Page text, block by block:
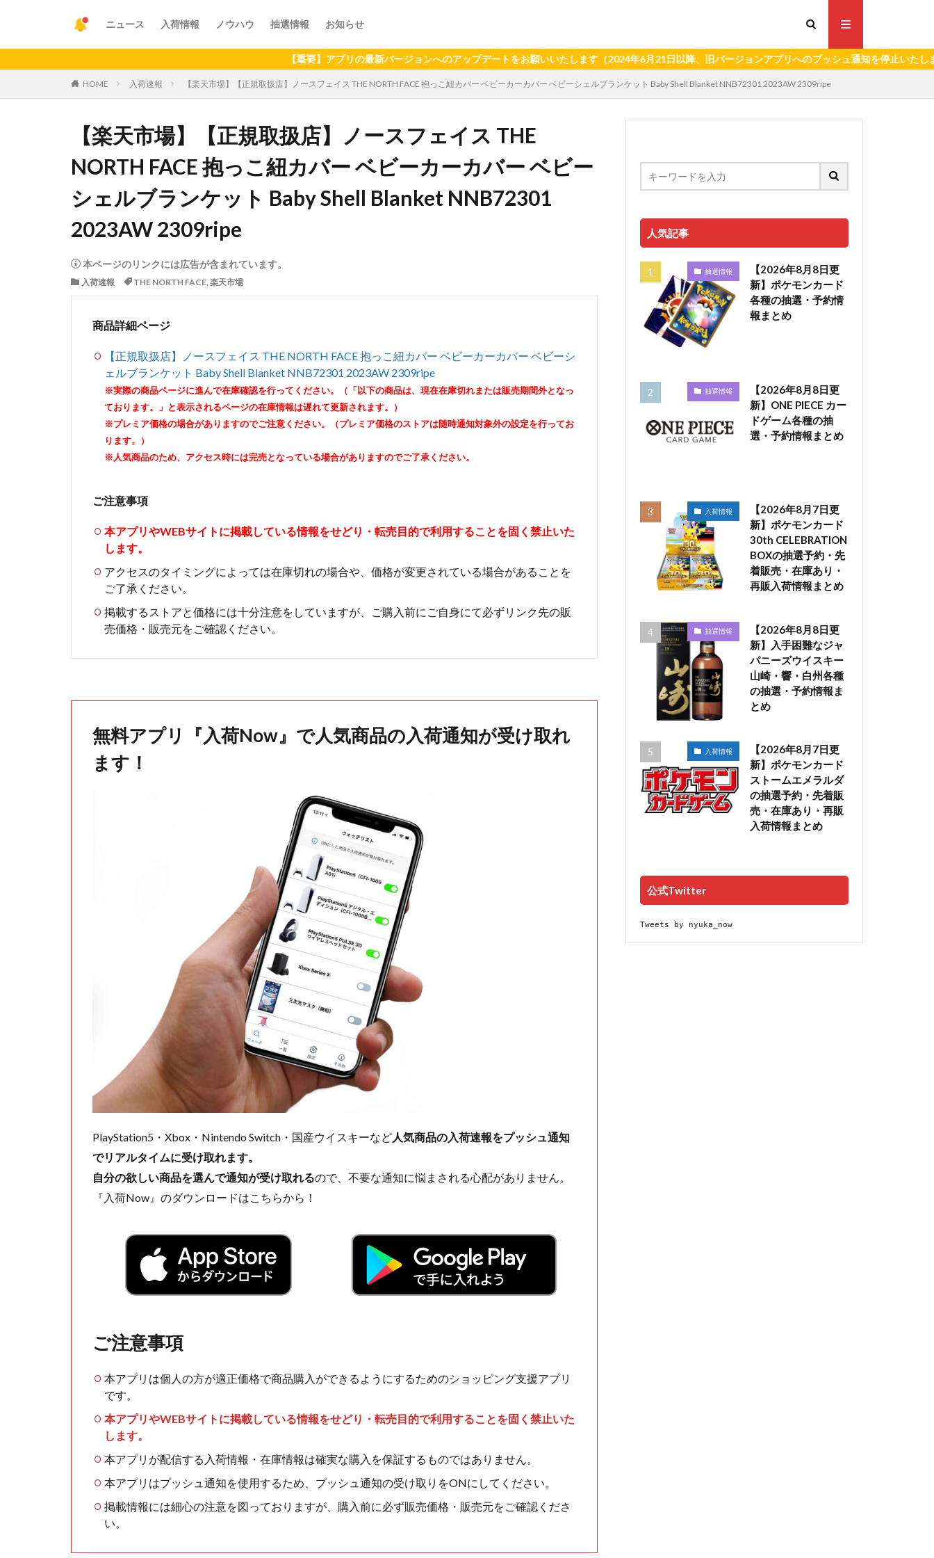
ニュース 入荷情報 ノウハウ 抽選情報 お知らせ
【重要】アプリの最新バージョンへのアップデートをお願いいたします（2024年6月21日以降、旧バージョンアプリへのプッシュ通知を停止いたします。）
HOME 入荷速報 【楽天市場】【正規取扱店】ノースフェイス THE NORTH FACE 抱っこ紐カバー ベビーカーカバー ベビーシェルブランケット Baby Shell Blanket NNB72301 2023AW 2309ripe
【楽天市場】【正規取扱店】ノースフェイス THE
NORTH FACE 抱っこ紐カバー ベビーカーカバー ベビー
シェルブランケット Baby Shell Blanket NNB72301
2023AW 2309ripe
本ページのリンクには広告が含まれています。
入荷速報 THE NORTH FACE, 楽天市場
商品詳細ページ
【正規取扱店】ノースフェイス THE NORTH FACE 抱っこ紐カバー ベビーカーカバー ベビーシ
ェルブランケット Baby Shell Blanket NNB72301 2023AW 2309ripe
※実際の商品ページに進んで在庫確認を行ってください。（「以下の商品は、現在在庫切れまたは販売期間外となっ
ております。」と表示されるページの在庫情報は遅れて更新されます。）
※プレミア価格の場合がありますのでご注意ください。（プレミア価格のストアは随時通知対象外の設定を行ってお
ります。）
※人気商品のため、アクセス時には完売となっている場合がありますのでご了承ください。
ご注意事項
本アプリやWEBサイトに掲載している情報をせどり・転売目的で利用することを固く禁止いた
します。
アクセスのタイミングによっては在庫切れの場合や、価格が変更されている場合があることを
ご了承ください。
掲載するストアと価格には十分注意をしていますが、ご購入前にご自身にて必ずリンク先の販
売価格・販売元をご確認ください。
無料アプリ『入荷Now』で人気商品の入荷通知が受け取れ
ます！
PlayStation5・Xbox・Nintendo Switch・国産ウイスキーなど人気商品の入荷速報をプッシュ通知
でリアルタイムに受け取れます。
自分の欲しい商品を選んで通知が受け取れるので、不要な通知に悩まされる心配がありません。
『入荷Now』のダウンロードはこちらから！
ご注意事項
本アプリは個人の方が適正価格で商品購入ができるようにするためのショッピング支援アプリ
です。
本アプリやWEBサイトに掲載している情報をせどり・転売目的で利用することを固く禁止いた
します。
本アプリが配信する入荷情報・在庫情報は確実な購入を保証するものではありません。
本アプリはプッシュ通知を使用するため、プッシュ通知の受け取りをONにしてください。
掲載情報には細心の注意を図っておりますが、購入前に必ず販売価格・販売元をご確認くださ
い。
人気記事
抽選情報
【2026年8月8日更
新】ポケモンカード
各種の抽選・予約情
報まとめ
抽選情報
【2026年8月8日更
新】ONE PIECE カー
ドゲーム各種の抽
選・予約情報まとめ
入荷情報
【2026年8月7日更
新】ポケモンカード
30th CELEBRATION
BOXの抽選予約・先
着販売・在庫あり・
再販入荷情報まとめ
抽選情報
【2026年8月8日更
新】入手困難なジャ
パニーズウイスキー
山崎・響・白州各種
の抽選・予約情報ま
とめ
入荷情報
【2026年8月7日更
新】ポケモンカード
ストームエメラルダ
の抽選予約・先着販
売・在庫あり・再販
入荷情報まとめ
公式Twitter
Tweets by nyuka_now